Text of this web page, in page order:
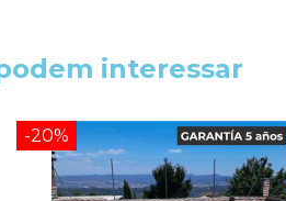
interessar
-20%